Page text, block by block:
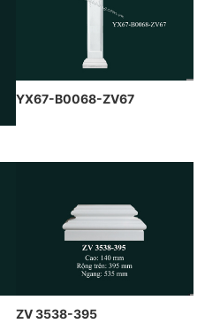
YX67-B0068-ZV67
ZV 3538-395